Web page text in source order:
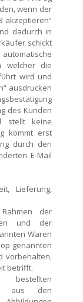
wenn der
akzeptieren“
dadurch in
schickt
welcher die
wird und
ausdrucken
des Kunden
stellt keine
kommt erst
durch den
E-Mail
Lieferung,
der
und der
Waren
genannten
vorbehalten,
betrifft.
aus den